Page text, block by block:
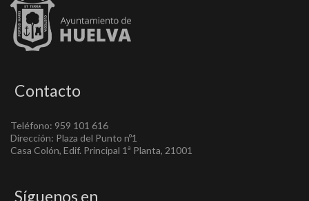
Contacto
Teléfono: 959 101 616
Dirección: Plaza del Punto nº1
Casa Colón, Edif. Principal 1ª Planta, 21001
Síguenos en